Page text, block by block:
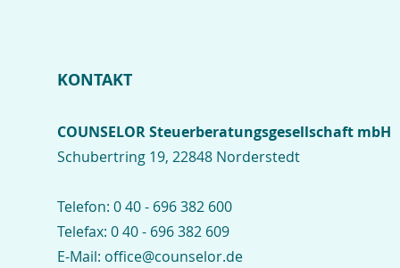
KONTAKT
COUNSELOR Steuerberatungsgesellschaft mbH
Schubertring 19, 22848 Norderstedt
Telefon: 0 40 - 696 382 600
Telefax: 0 40 - 696 382 609
E-Mail: office@counselor.de